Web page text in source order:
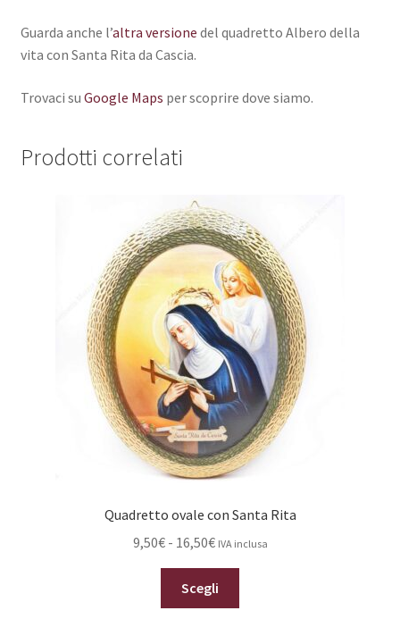
Guarda anche l’altra versione del quadretto Albero della
vita con Santa Rita da Cascia.
Trovaci su Google Maps per scoprire dove siamo.
Prodotti correlati
Quadretto ovale con Santa Rita
9,50€ - 16,50€Fascia
di
prezzo:
da
IVA inclusa
Scegli